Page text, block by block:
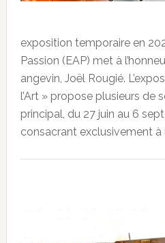
exposition temporaire en
Passion (EAP) met à
angevin, Joël Rougié.
l’Art » propose plusieurs de
principal, du 27 juin au 6
consacrant exclusivement à